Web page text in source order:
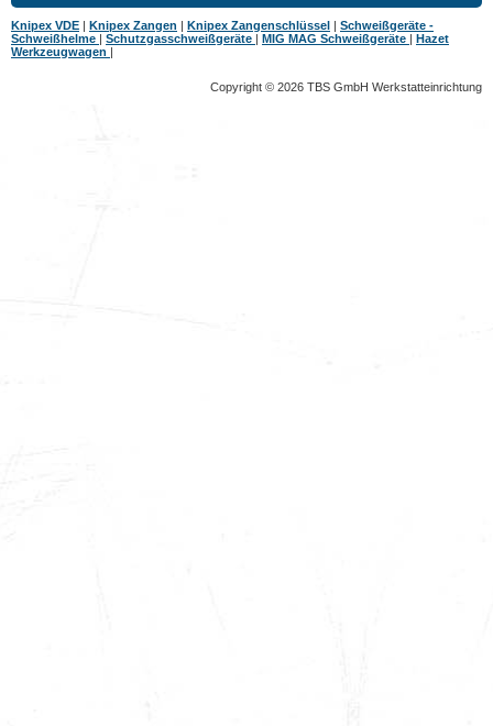
Knipex VDE | Knipex Zangen | Knipex Zangenschlüssel | Schweißgeräte -
Schweißhelme | Schutzgasschweißgeräte | MIG MAG Schweißgeräte | Hazet
Werkzeugwagen |
Copyright © 2026 TBS GmbH Werkstatteinrichtung